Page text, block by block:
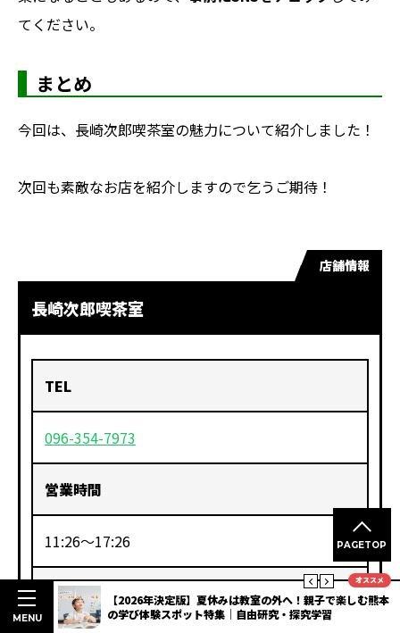
てください。
まとめ
今回は、長崎次郎喫茶室の魅力について紹介しました！
次回も素敵なお店を紹介しますので乞うご期待！
店舗情報
長崎次郎喫茶室
TEL
096-354-7973
営業時間
11:26～17:26
ホームページ
PAGETOP
オススメ
度抜群
【2026年決定版】夏休みは教室の外へ！親子で楽しむ熊本
の学び体験スポット特集｜自由研究・探究学習
MENU